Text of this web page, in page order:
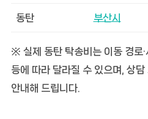
동탄 부산시
※ 실제 동탄 탁송비는 이동 경로·
등에 따라 달라질 수 있으며, 상담
안내해 드립니다.